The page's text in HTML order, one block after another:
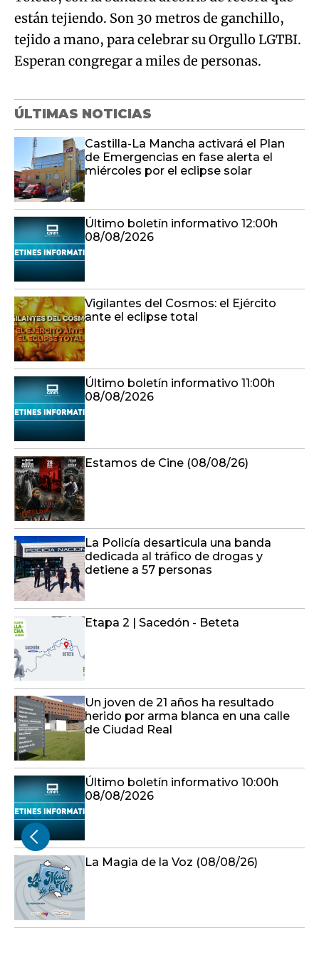
están tejiendo. Son 30 metros de ganchillo,
tejido a mano, para celebrar su Orgullo LGTBI.
Esperan congregar a miles de personas.
ÚLTIMAS NOTICIAS
Castilla-La Mancha activará el Plan
de Emergencias en fase alerta el
miércoles por el eclipse solar
Último boletín informativo 12:00h
08/08/2026
Vigilantes del Cosmos: el Ejército
ante el eclipse total
Último boletín informativo 11:00h
08/08/2026
Estamos de Cine (08/08/26)
La Policía desarticula una banda
dedicada al tráfico de drogas y
detiene a 57 personas
Etapa 2 | Sacedón - Beteta
Un joven de 21 años ha resultado
herido por arma blanca en una calle
de Ciudad Real
Último boletín informativo 10:00h
08/08/2026
La Magia de la Voz (08/08/26)